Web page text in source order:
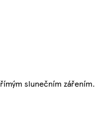
slunečním zářením.